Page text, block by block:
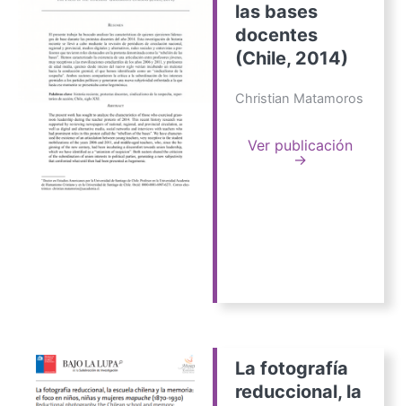
las bases
docentes
(Chile, 2014)
Christian Matamoros
Ver publicación
→
La fotografía
reduccional, la